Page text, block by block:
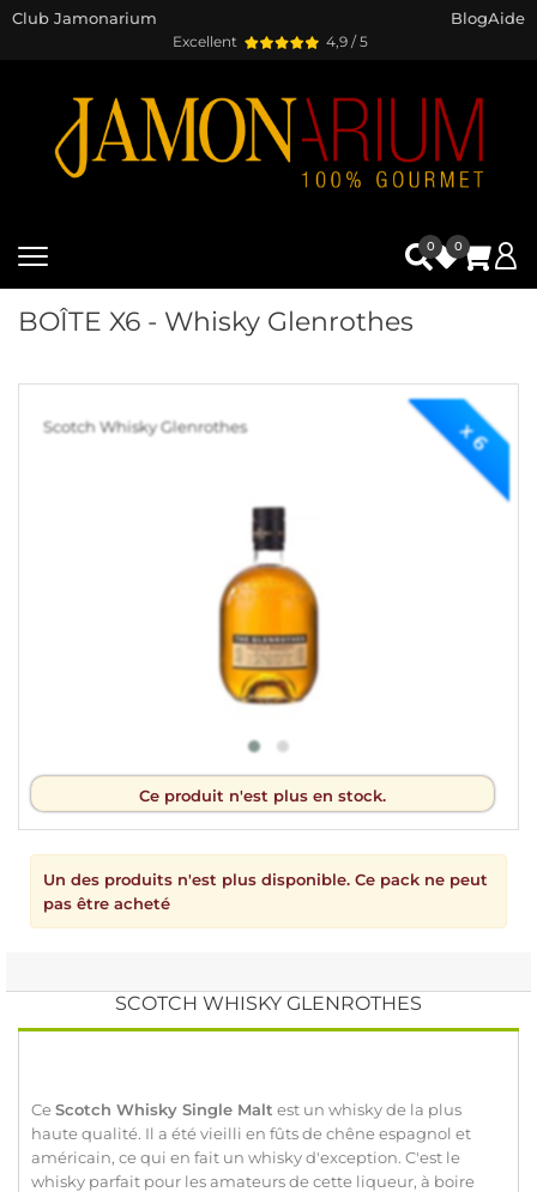
Excellent 4,9 / 5
Club Jamonarium BlogAide
0 0
BOÎTE X6 - Whisky Glenrothes
x 6
Scotch Whisky Glenrothes
Ce produit n'est plus en stock.
Un des produits n'est plus disponible. Ce pack ne peut
pas être acheté
SCOTCH WHISKY GLENROTHES
CeScotch Whisky Single Malt est un whisky de la plus
haute qualité. Il a été vieilli en fûts de chêne espagnol et
américain, ce qui en fait un whisky d'exception. C'est le
whisky parfait pour les amateurs de cette liqueur, à boire